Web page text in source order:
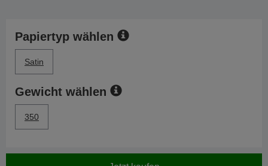
Papiertyp wählen
Satin
Gewicht wählen
350